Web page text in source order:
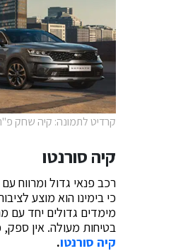
קרדיט לתמונה: קיה שחק
קיה סורנטו
כי בימינו הוא מוצע
מימדים גדולים יחד עם
בטיחות מעולה. אין ספק,
קיה סורנטו.